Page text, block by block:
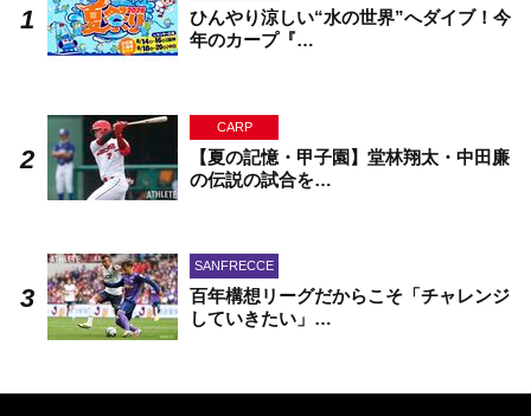
ひんやり涼しい“水の世界”へダイブ！今
年のカープ『…
CARP
【夏の記憶・甲子園】堂林翔太・中田廉
の伝説の試合を…
SANFRECCE
百年構想リーグだからこそ「チャレンジ
していきたい」…